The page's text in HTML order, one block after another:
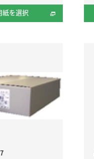
紙を選択